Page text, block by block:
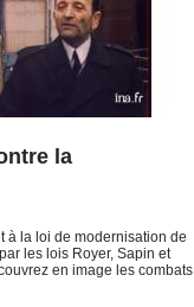
la
à la loi de modernisation de
les lois Royer, Sapin et
en image les combats